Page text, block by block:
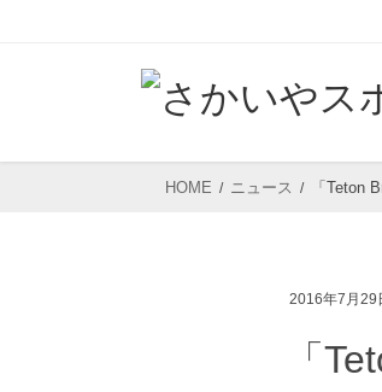
ツ
シ
HOME ニュース 「Teton
2016年7月29
「